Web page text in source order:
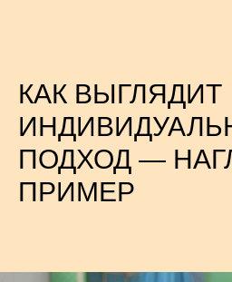
КАК ВЫГЛЯДИТ
ПОДХОД —
ПРИМЕР